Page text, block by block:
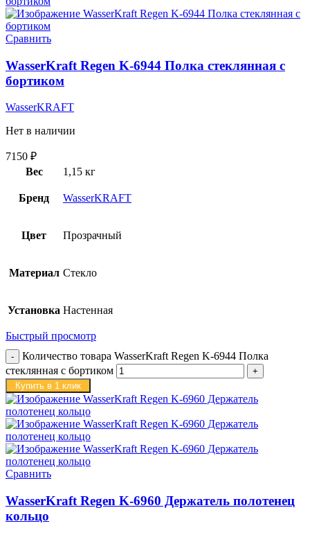
Сравнить
WasserKraft Regen K-6944 Полка стеклянная с
бортиком
WasserKRAFT
Нет в наличии
7150 ₽
Вес
1,15 кг
Бренд WasserKRAFT
Цвет Прозрачный
Материал Стекло
Установка Настенная
Быстрый просмотр
Количество товара WasserKraft Regen K-6944 Полка
стеклянная с бортиком
Купить в 1 клик
Сравнить
WasserKraft Regen K-6960 Держатель полотенец
кольцо